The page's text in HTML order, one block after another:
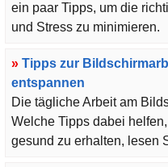
ein paar Tipps, um die
und Stress zu minimieren.
» Tipps zur
entspannen
Die tägliche Arbeit am
Welche Tipps dabei
gesund zu erhalten, lesen